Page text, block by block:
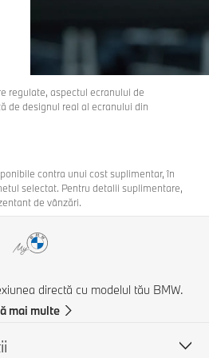
regulate, aspectul ecranului de
de designul real al ecranului din
contra unui cost suplimentar, în
selectat. Pentru detalii suplimentare,
de vânzări.
directă cu modelul tău BMW.
mai multe